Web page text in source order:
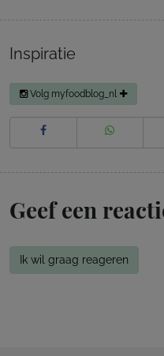
Inspiratie
Volg myfoodblog_nl
Geef een
Ik wil graag reageren